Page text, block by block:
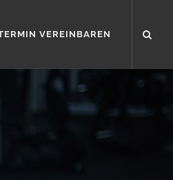
VEREINBAREN